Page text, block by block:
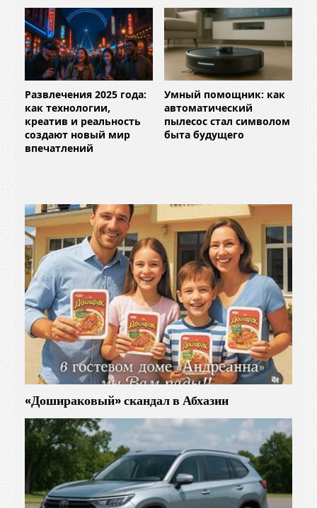
Развлечения 2025 года:
как технологии,
креатив и реальность
создают новый мир
впечатлений
Умный помощник: как
автоматический
пылесос стал символом
быта будущего
«Дошираковый» скандал в Абхазии